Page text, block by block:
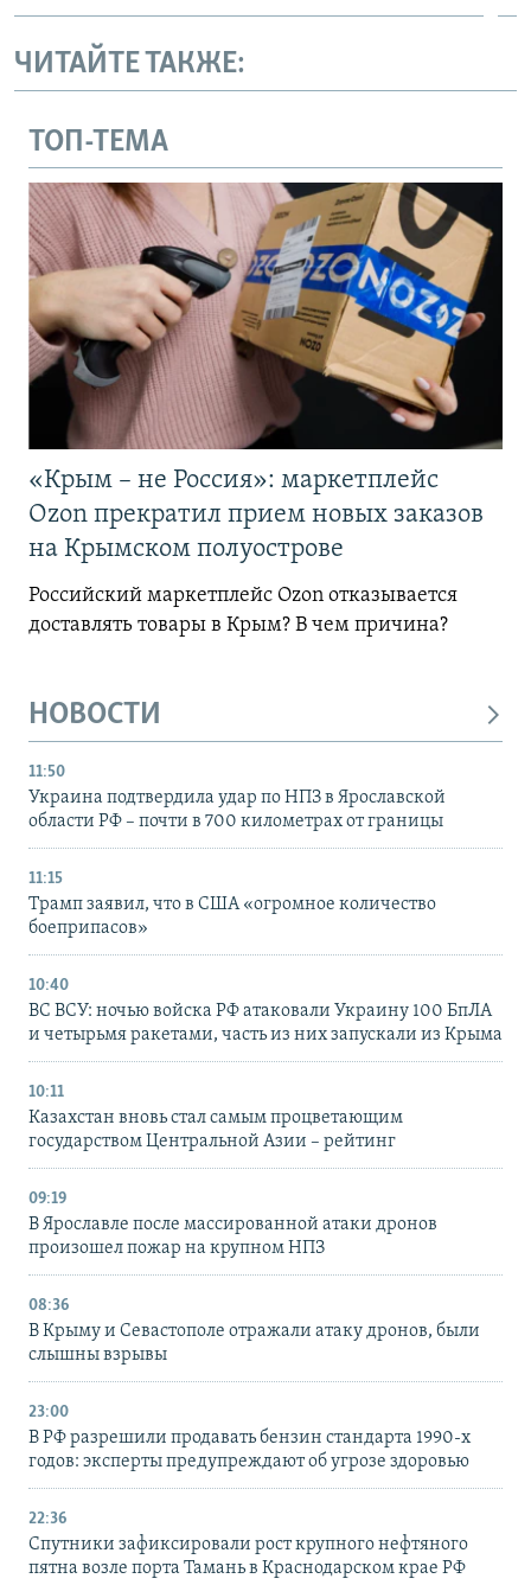
ЧИТАЙТЕ ТАКЖЕ:
ТОП-ТЕМА
«Крым – не Россия»: маркетплейс
Ozon прекратил прием новых заказов
на Крымском полуострове
Российский маркетплейс Ozon отказывается
доставлять товары в Крым? В чем причина?
НОВОСТИ
11:50
Украина подтвердила удар по НПЗ в Ярославской
области РФ – почти в 700 километрах от границы
11:15
Трамп заявил, что в США «огромное количество
боеприпасов»
10:40
ВС ВСУ: ночью войска РФ атаковали Украину 100 БпЛА
и четырьмя ракетами, часть из них запускали из Крыма
10:11
Казахстан вновь стал самым процветающим
государством Центральной Азии – рейтинг
09:19
В Ярославле после массированной атаки дронов
произошел пожар на крупном НПЗ
08:36
В Крыму и Севастополе отражали атаку дронов, были
слышны взрывы
23:00
В РФ разрешили продавать бензин стандарта 1990-х
годов: эксперты предупреждают об угрозе здоровью
22:36
Спутники зафиксировали рост крупного нефтяного
пятна возле порта Тамань в Краснодарском крае РФ